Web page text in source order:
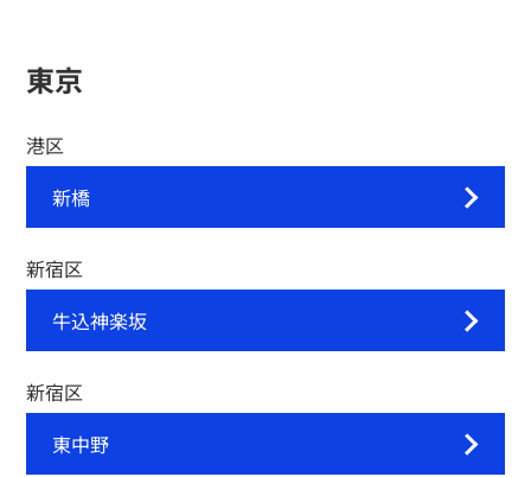
東京
港区
新橋
新宿区
牛込神楽坂
新宿区
東中野